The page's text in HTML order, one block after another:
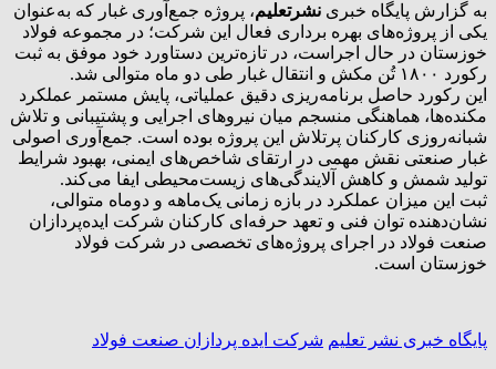
به گزارش پایگاه خبری نشرتعلیم، پروژه جمع‌آوری غبار که به‌عنوان
یکی از پروژه‌های بهره برداری فعال این شرکت؛ در مجموعه فولاد
خوزستان در حال اجراست، در تازه‌ترین دستاورد خود موفق به ثبت
رکورد ۱۸۰۰ تُن مکش و انتقال غبار طی دو ماه متوالی شد.
این رکورد حاصل برنامه‌ریزی دقیق عملیاتی، پایش مستمر عملکرد
مکنده‌ها، هماهنگی منسجم میان نیروهای اجرایی و پشتیبانی و تلاش
شبانه‌روزی کارکنان پرتلاش این پروژه بوده است. جمع‌آوری اصولی
غبار صنعتی نقش مهمی در ارتقای شاخص‌های ایمنی، بهبود شرایط
تولید شمش و کاهش آلایندگی‌های زیست‌محیطی ایفا می‌کند.
ثبت این میزان عملکرد در بازه زمانی یک‌ماهه و دوماه متوالی،
نشان‌دهنده توان فنی و تعهد حرفه‌ای کارکنان شرکت ایده‌پردازان
صنعت فولاد در اجرای پروژه‌های تخصصی در شرکت فولاد
خوزستان است.
پایگاه خبری نشر تعلیم شرکت ایده پردازان صنعت فولاد